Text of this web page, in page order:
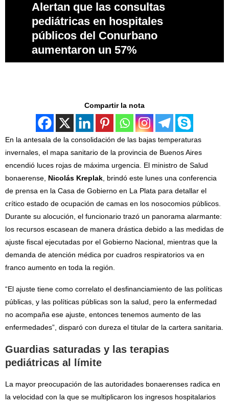
Alertan que las consultas
pediátricas en hospitales
públicos del Conurbano
aumentaron un 57%
Compartir la nota
En la antesala de la consolidación de las bajas temperaturas
invernales, el mapa sanitario de la provincia de Buenos Aires
encendió luces rojas de máxima urgencia. El ministro de Salud
bonaerense, Nicolás Kreplak , brindó este lunes una conferencia
de prensa en la Casa de Gobierno en La Plata para detallar el
crítico estado de ocupación de camas en los nosocomios públicos.
Durante su alocución, el funcionario trazó un panorama alarmante:
los recursos escasean de manera drástica debido a las medidas de
ajuste fiscal ejecutadas por el Gobierno Nacional, mientras que la
demanda de atención médica por cuadros respiratorios va en
franco aumento en toda la región.
“El ajuste tiene como correlato el desfinanciamiento de las políticas
públicas, y las políticas públicas son la salud, pero la enfermedad
no acompaña ese ajuste, entonces tenemos aumento de las
enfermedades”, disparó con dureza el titular de la cartera sanitaria.
Guardias saturadas y las terapias
pediátricas al límite
La mayor preocupación de las autoridades bonaerenses radica en
la velocidad con la que se multiplicaron los ingresos hospitalarios